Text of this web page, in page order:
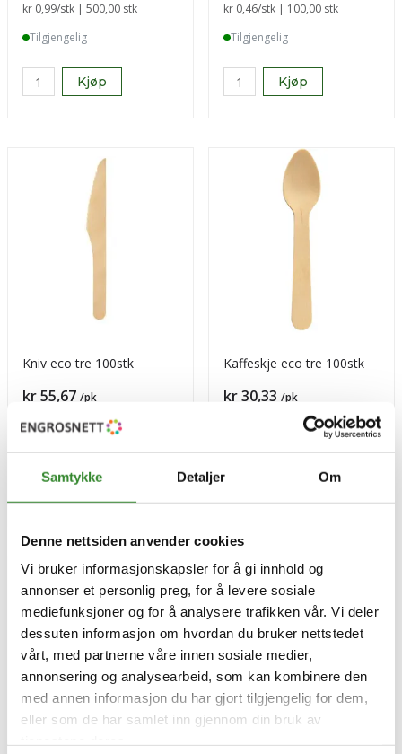
Samtykke Detaljer Om
Denne nettsiden anvender cookies
Vi bruker informasjonskapsler for å gi innhold og
annonser et personlig preg, for å levere sosiale
mediefunksjoner og for å analysere trafikken vår. Vi deler
dessuten informasjon om hvordan du bruker nettstedet
vårt, med partnerne våre innen sosiale medier,
annonsering og analysearbeid, som kan kombinere den
med annen informasjon du har gjort tilgjengelig for dem,
eller som de har samlet inn gjennom din bruk av
Sammenligning pris
kr 0,99/stk | 500,00 stk
Tilgjengelig
Kjøp
Sammenligning pris
kr 0,46/stk | 100,00 stk
Tilgjengelig
Kjøp
Kniv eco tre 100stk
Pris
kr 55,67 /pk
Sammenligning pris
/stk | 100,00 stk
Kaffeskje eco tre 100stk
Pris
kr 30,33 /pk
Sammenligning pris
/stk | 100,00 stk